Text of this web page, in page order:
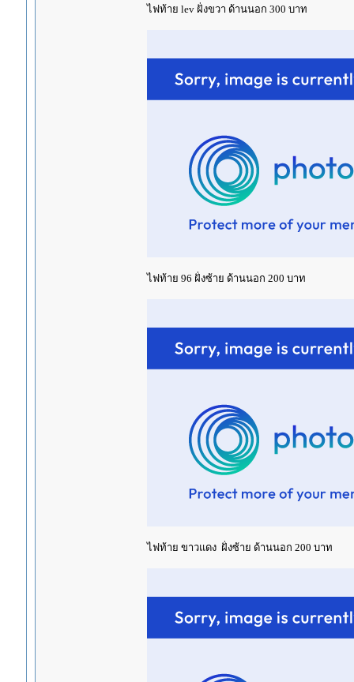
ไฟท้าย lev ฝั่งขวา ด้านนอก 300 บาท
ไฟท้าย 96 ฝั่งซ้าย ด้านนอก 200 บาท
ไฟท้าย ขาวแดง ฝั่งซ้าย ด้านนอก 200 บาท